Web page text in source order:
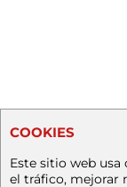
COOKIES
Este sitio web usa
el tráfico, mejorar